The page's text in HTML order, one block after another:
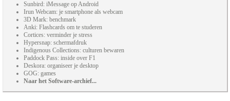
Sunbird: iMessage op Android
Irun Webcam: je smartphone als webcam
3D Mark: benchmark
Anki: Flashcards om te studeren
Cortices: verminder je stress
Hypersnap: schermafdruk
Indigenous Collections: culturen bewaren
Paddock Pass: inside over F1
Deskora: organiseer je desktop
GOG: games
Naar het Software-archief...